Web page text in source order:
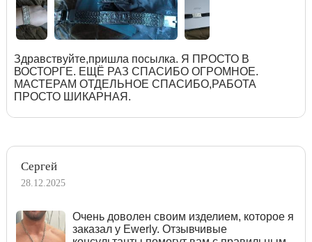
Здравствуйте,пришла посылка. Я ПРОСТО В
ВОСТОРГЕ. ЕЩЁ РАЗ СПАСИБО ОГРОМНОЕ.
МАСТЕРАМ ОТДЕЛЬНОЕ СПАСИБО,РАБОТА
ПРОСТО ШИКАРНАЯ.
Сергей
28.12.2025
Очень доволен своим изделием, которое я
заказал у Ewerly. Отзывчивые